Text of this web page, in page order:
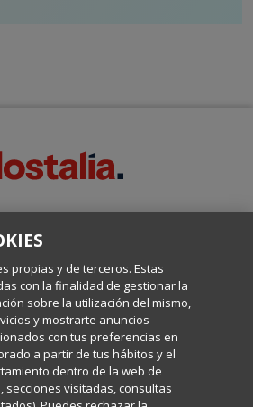
Comunicación de Hostalia, dirigido por
y Tecnología.
de privacidad
de cookies
propias y de terceros. Estas
con la finalidad de gestionar la
sobre la utilización del mismo,
y mostrarte anuncios
con tus preferencias en
a partir de tus hábitos y el
dentro de la web de
secciones visitadas, consultas